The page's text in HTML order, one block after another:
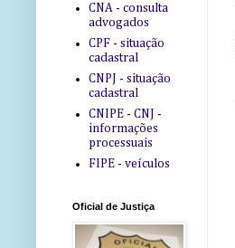
CNA - consulta
advogados
CPF - situação
cadastral
CNPJ - situação
cadastral
CNIPE - CNJ -
informações
processuais
FIPE - veículos
Oficial de Justiça